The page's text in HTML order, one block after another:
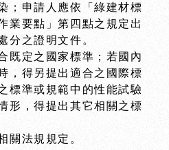
；申請人應依「綠建材標
業要點」第四點之規定出
分之證明文件。
既定之國家標準；若國內
，得另提出適合之國際標
標準或規範中的性能試驗
形，得提出其它相關之標
關法規規定。